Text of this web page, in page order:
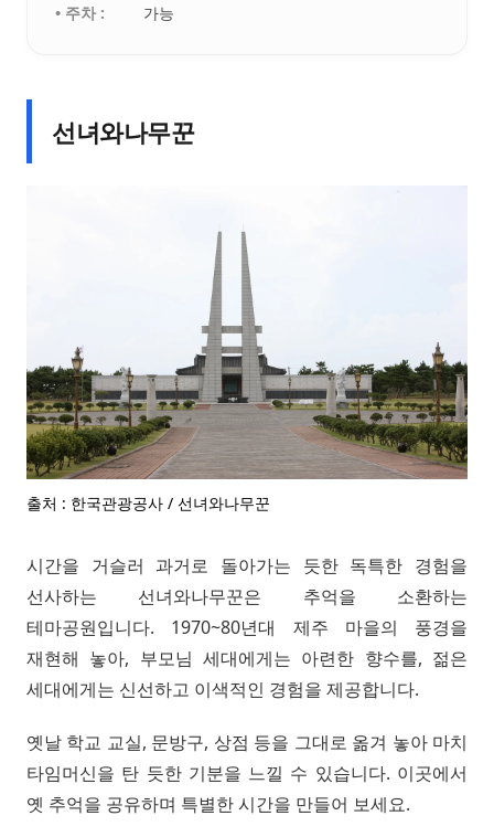
• 주차 : 가능
선녀와나무꾼
출처 : 한국관광공사 / 선녀와나무꾼
시간을 거슬러 과거로 돌아가는 듯한 독특한 경험을
선사하는 선녀와나무꾼은 추억을 소환하는
테마공원입니다. 1970~80년대 제주 마을의 풍경을
재현해 놓아, 부모님 세대에게는 아련한 향수를, 젊은
세대에게는 신선하고 이색적인 경험을 제공합니다.
옛날 학교 교실, 문방구, 상점 등을 그대로 옮겨 놓아 마치
타임머신을 탄 듯한 기분을 느낄 수 있습니다. 이곳에서
옛 추억을 공유하며 특별한 시간을 만들어 보세요.